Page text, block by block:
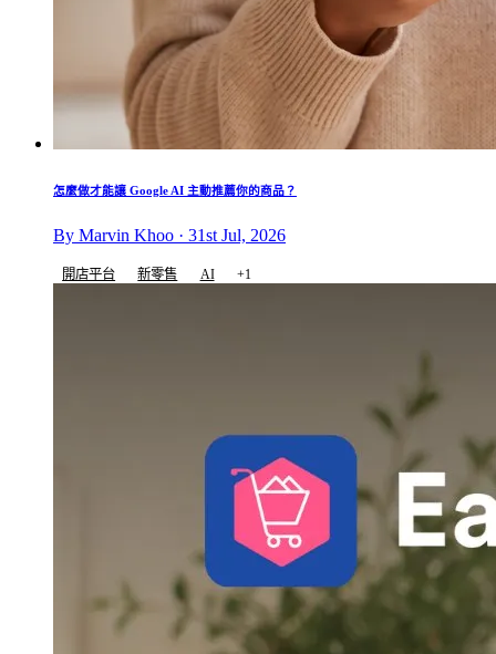
怎麼做才能讓 Google AI 主動推薦你的商品？
By Marvin Khoo · 31st Jul, 2026
開店平台 新零售 AI +1